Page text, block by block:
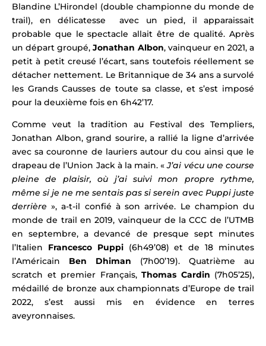
Blandine L’Hirondel (double championne du monde de
trail), en délicatesse avec un pied, il apparaissait
probable que le spectacle allait être de qualité. Après
un départ groupé,Jonathan Albon, vainqueur en 2021, a
petit à petit creusé l’écart, sans toutefois réellement se
détacher nettement. Le Britannique de 34 ans a survolé
les Grands Causses de toute sa classe, et s’est imposé
pour la deuxième fois en 6h42’17.
Comme veut la tradition au Festival des Templiers,
Jonathan Albon, grand sourire, a rallié la ligne d’arrivée
avec sa couronne de lauriers autour du cou ainsi que le
drapeau de l’Union Jack à la main. «J’ai vécu une course
pleine de plaisir, où j’ai suivi mon propre rythme,
même si je ne me sentais pas si serein avec Puppi juste
derrière », a-t-il confié à son arrivée. Le champion du
monde de trail en 2019, vainqueur de la CCC de l’UTMB
en septembre, a devancé de presque sept minutes
l’Italien Francesco Puppi(6h49’08) et de 18 minutes
l’Américain Ben Dhiman (7h00’19). Quatrième au
scratch et premier Français, Thomas Cardin (7h05’25),
médaillé de bronze aux championnats d’Europe de trail
2022, s’est aussi mis en évidence en terres
aveyronnaises.